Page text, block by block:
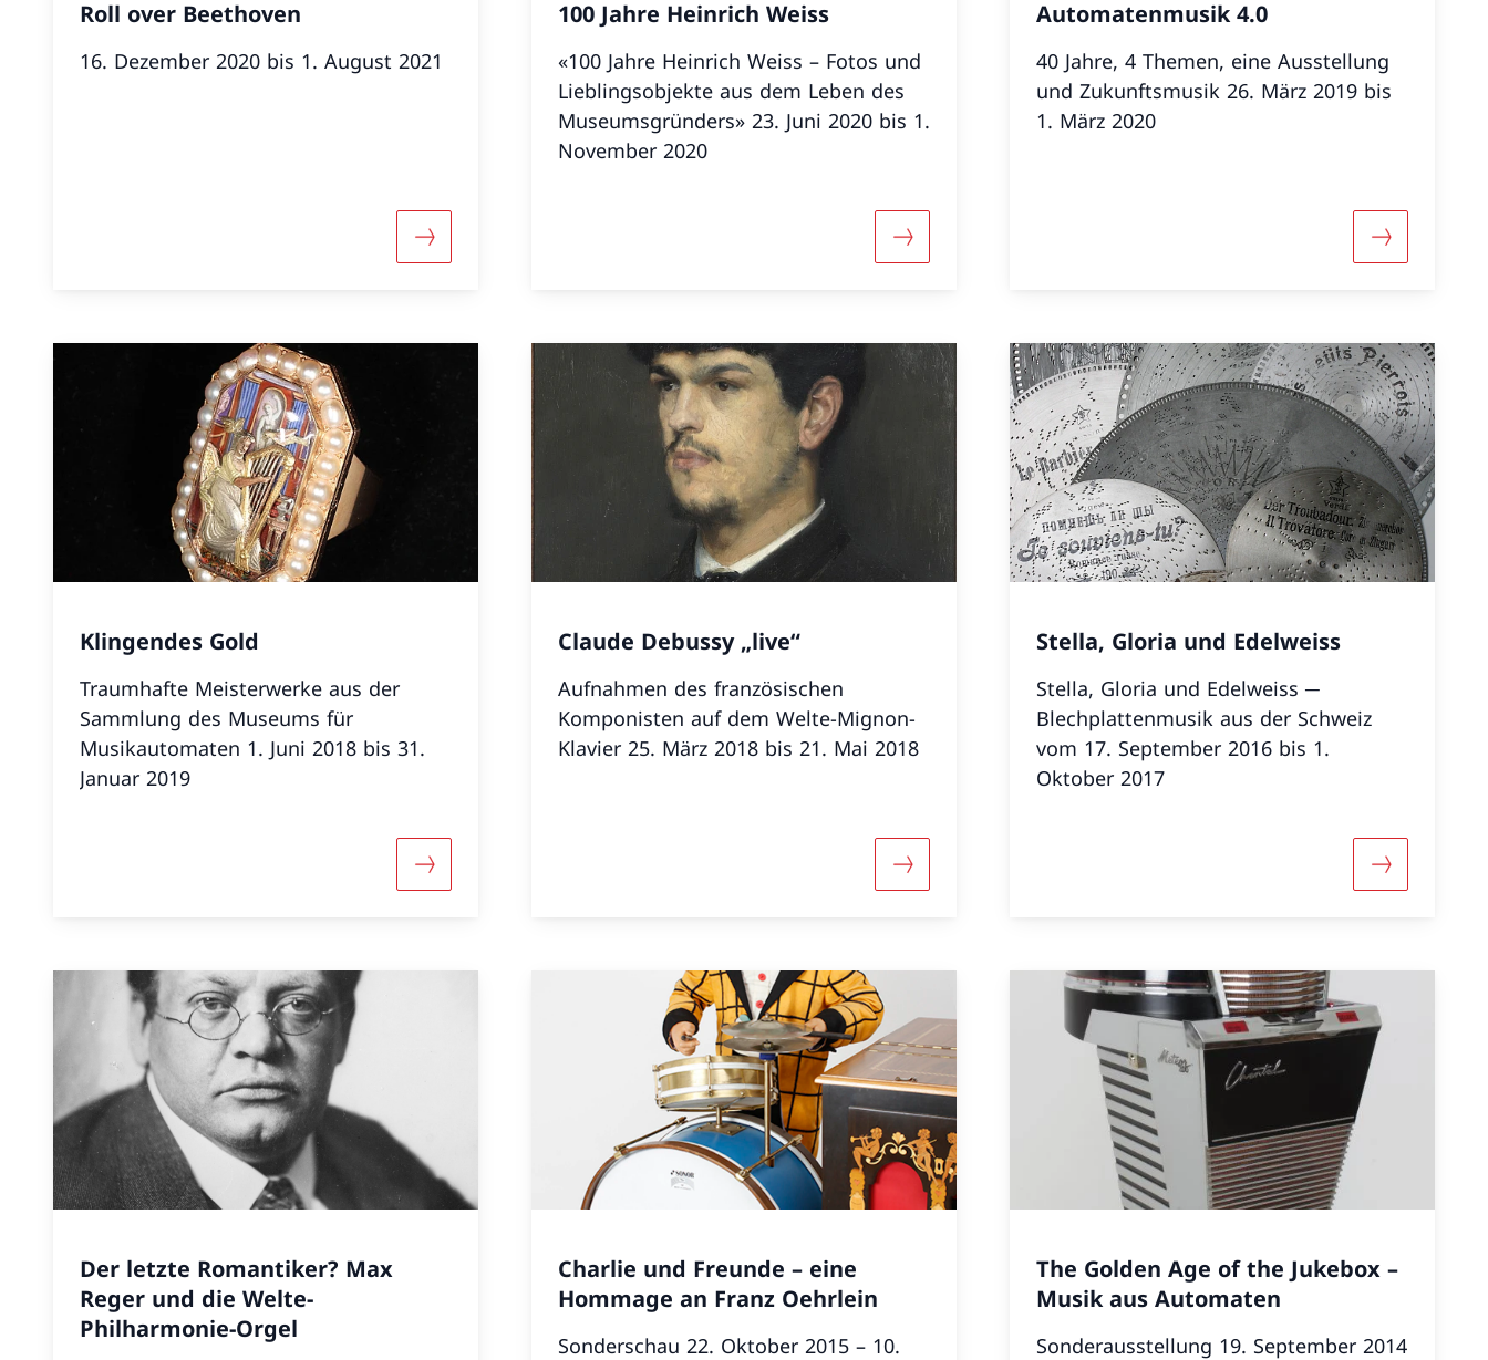
Roll over Beethoven
16. Dezember 2020 bis 1. August 2021
Mehr über «Roll over Beethoven»
100 Jahre Heinrich Weiss
«100 Jahre Heinrich Weiss – Fotos und
Lieblingsobjekte aus dem Leben des
Museumsgründers» 23. Juni 2020 bis 1.
November 2020
Mehr über «100 Jahre Heinrich Weiss»
Automatenmusik 4.0
40 Jahre, 4 Themen, eine Ausstellung
und Zukunftsmusik 26. März 2019 bis
1. März 2020
Mehr über
Klingendes Gold
Traumhafte Meisterwerke aus der
Sammlung des Museums für
Musikautomaten 1. Juni 2018 bis 31.
Januar 2019
Mehr über «Klingendes Gold»
Claude Debussy „live“
Aufnahmen des französischen
Komponisten auf dem Welte-Mignon-
Klavier 25. März 2018 bis 21. Mai 2018
Mehr über «Claude Debussy „live“»
Stella, Gloria und Edelweiss
Stella, Gloria und Edelweiss ─
Blechplattenmusik aus der Schweiz
vom 17. September 2016 bis 1.
Oktober 2017
Mehr über
Der letzte Romantiker? Max
Reger und die Welte-
Philharmonie-Orgel
Charlie und Freunde – eine
Hommage an Franz Oehrlein
Sonderschau 22. Oktober 2015 – 10.
The Golden Age of the Jukebox –
Musik aus Automaten
Sonderausstellung 19. September 2014